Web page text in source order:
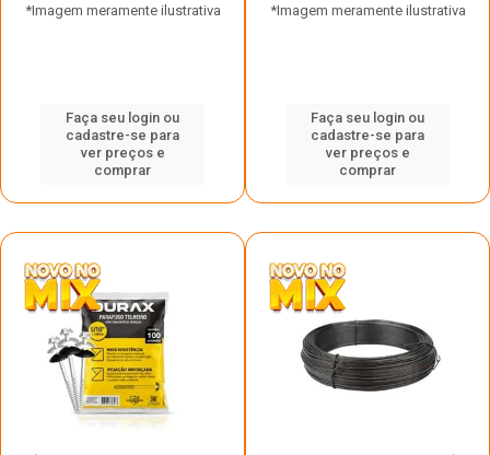
*Imagem meramente ilustrativa
Faça seu login ou
cadastre-se para
ver preços e
comprar
*Imagem meramente ilustrativa
Faça seu login ou
cadastre-se para
ver preços e
comprar